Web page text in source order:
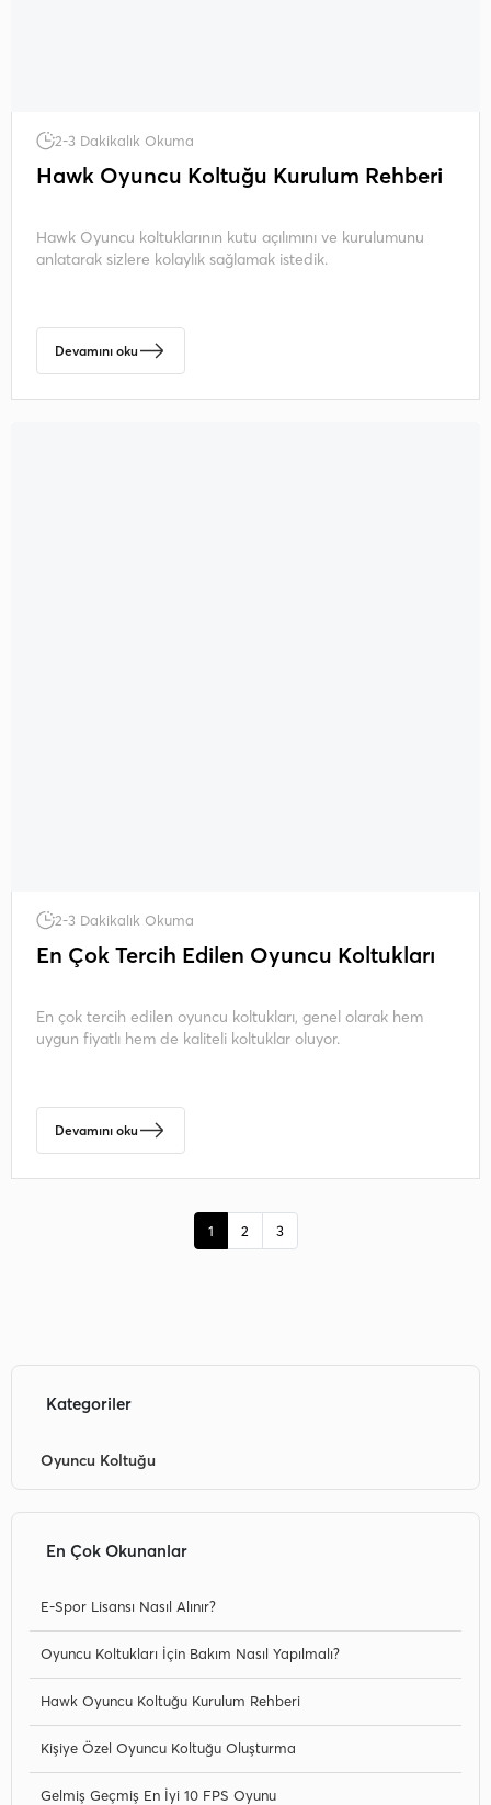
2-3 Dakikalık Okuma
Hawk Oyuncu Koltuğu Kurulum Rehberi
Hawk Oyuncu koltuklarının kutu açılımını ve kurulumunu
anlatarak sizlere kolaylık sağlamak istedik.
Devamını oku
2-3 Dakikalık Okuma
En Çok Tercih Edilen Oyuncu Koltukları
En çok tercih edilen oyuncu koltukları, genel olarak hem
uygun fiyatlı hem de kaliteli koltuklar oluyor.
Devamını oku
1 2 3
Kategoriler
Oyuncu Koltuğu
En Çok Okunanlar
E-Spor Lisansı Nasıl Alınır?
Oyuncu Koltukları İçin Bakım Nasıl Yapılmalı?
Hawk Oyuncu Koltuğu Kurulum Rehberi
Kişiye Özel Oyuncu Koltuğu Oluşturma
Gelmiş Geçmiş En İyi 10 FPS Oyunu